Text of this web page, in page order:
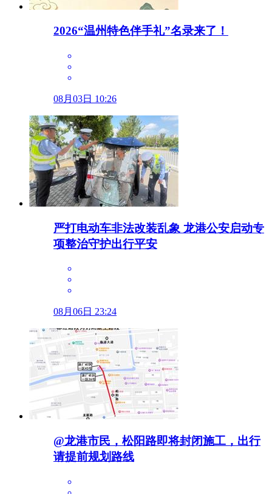
2026“温州特色伴手礼”名录来了！
08月03日 10:26
严打电动车非法改装乱象 龙港公安启动专
项整治守护出行平安
08月06日 23:24
@龙港市民，松阳路即将封闭施工，出行
请提前规划路线